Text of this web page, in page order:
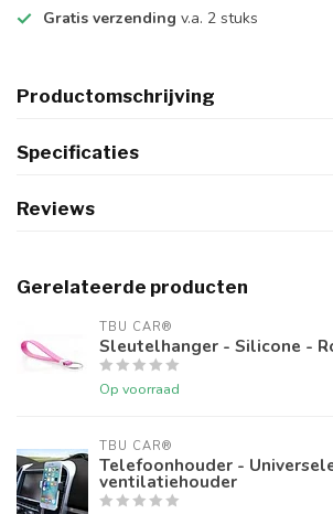
Gratis verzending v.a. 2 stuks
Productomschrijving
Specificaties
Reviews
Gerelateerde producten
TBU CAR®
Sleutelhanger - Silicone -
Op voorraad
TBU CAR®
Telefoonhouder -
ventilatiehouder